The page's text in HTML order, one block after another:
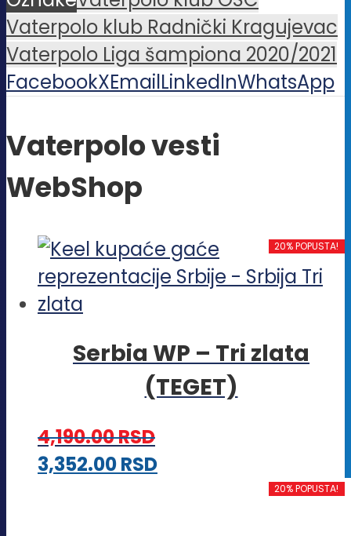
Vaterpolo klub Radnički Kragujevac
Vaterpolo Liga šampiona 2020/2021
FacebookXEmailLinkedInWhatsApp
Vaterpolo vesti
WebShop
20% POPUSTA!
Serbia WP – Tri zlata
(TEGET)
4,190.00RSD
3,352.00RSDOvaj
20% POPUSTA!